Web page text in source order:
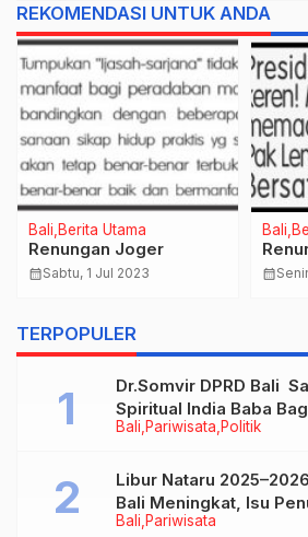
REKOMENDASI UNTUK ANDA
Bali Berita Utama
Renungan Joger
calendar_monthSabtu, 1 Jul 2023
Bali
calendar_month
TERPOPULER
Bali Pariwisata Politik
Dr.Somvir DPRD Bali
Spiritual India Baba
Bali Pariwisata
Libur Nataru
Bali Meningkat, Isu
Tidak Benar